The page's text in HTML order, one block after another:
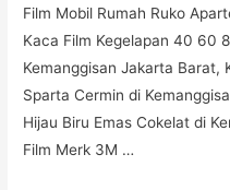
Selatan
Jakarta
Barat
Film Mobil Rumah Ruko
Kaca Film Kegelapan 40 60
Kemanggisan Jakarta Barat,
Sparta Cermin di
Hijau Biru Emas Cokelat di
Film Merk 3M …